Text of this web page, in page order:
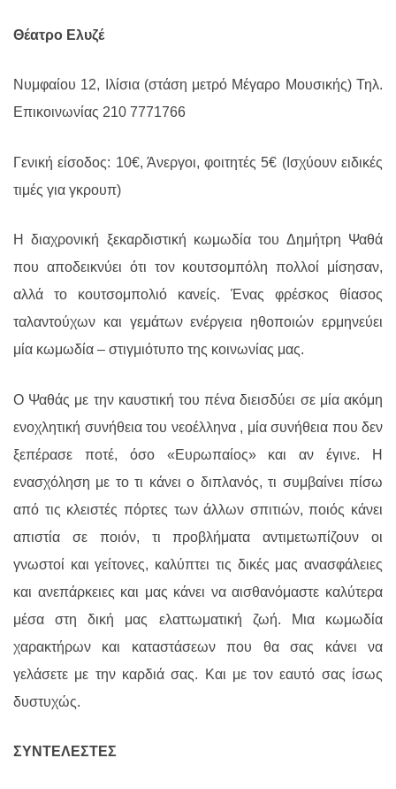
Θέατρο Ελυζέ
Νυμφαίου 12, Ιλίσια (στάση μετρό Μέγαρο Μουσικής) Τηλ.
Επικοινωνίας 210 7771766
Γενική είσοδος: 10€, Άνεργοι, φοιτητές 5€ (Ισχύουν ειδικές
τιμές για γκρουπ)
Η διαχρονική ξεκαρδιστική κωμωδία του Δημήτρη Ψαθά
που αποδεικνύει ότι τον κουτσομπόλη πολλοί μίσησαν,
αλλά το κουτσομπολιό κανείς. Ένας φρέσκος θίασος
ταλαντούχων και γεμάτων ενέργεια ηθοποιών ερμηνεύει
μία κωμωδία – στιγμιότυπο της κοινωνίας μας.
Ο Ψαθάς με την καυστική του πένα διεισδύει σε μία ακόμη
ενοχλητική συνήθεια του νεοέλληνα , μία συνήθεια που δεν
ξεπέρασε ποτέ, όσο «Ευρωπαίος» και αν έγινε. Η
ενασχόληση με το τι κάνει ο διπλανός, τι συμβαίνει πίσω
από τις κλειστές πόρτες των άλλων σπιτιών, ποιός κάνει
απιστία σε ποιόν, τι προβλήματα αντιμετωπίζουν οι
γνωστοί και γείτονες, καλύπτει τις δικές μας ανασφάλειες
και ανεπάρκειες και μας κάνει να αισθανόμαστε καλύτερα
μέσα στη δική μας ελαττωματική ζωή. Μια κωμωδία
χαρακτήρων και καταστάσεων που θα σας κάνει να
γελάσετε με την καρδιά σας. Και με τον εαυτό σας ίσως
δυστυχώς.
ΣΥΝΤΕΛΕΣΤΕΣ